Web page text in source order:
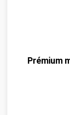
Prémium